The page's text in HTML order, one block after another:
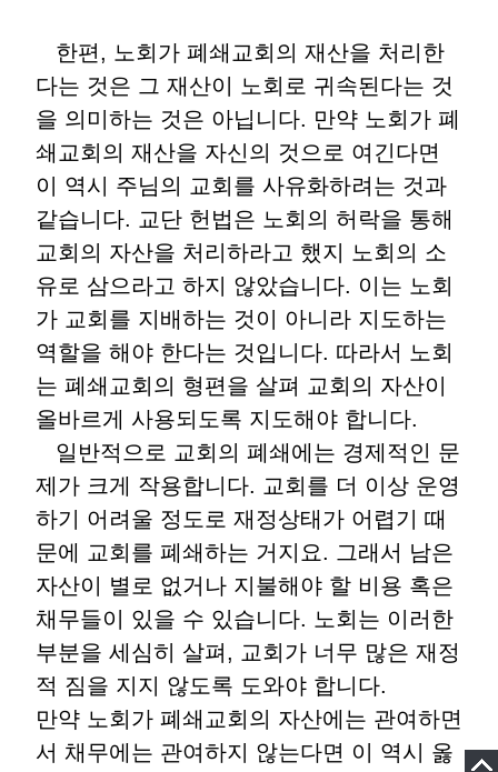
한편, 노회가 폐쇄교회의 재산을 처리한
다는 것은 그 재산이 노회로 귀속된다는 것
을 의미하는 것은 아닙니다. 만약 노회가 폐
쇄교회의 재산을 자신의 것으로 여긴다면
이 역시 주님의 교회를 사유화하려는 것과
같습니다. 교단 헌법은 노회의 허락을 통해
교회의 자산을 처리하라고 했지 노회의 소
유로 삼으라고 하지 않았습니다. 이는 노회
가 교회를 지배하는 것이 아니라 지도하는
역할을 해야 한다는 것입니다. 따라서 노회
는 폐쇄교회의 형편을 살펴 교회의 자산이
올바르게 사용되도록 지도해야 합니다.
일반적으로 교회의 폐쇄에는 경제적인 문
제가 크게 작용합니다. 교회를 더 이상 운영
하기 어려울 정도로 재정상태가 어렵기 때
문에 교회를 폐쇄하는 거지요. 그래서 남은
자산이 별로 없거나 지불해야 할 비용 혹은
채무들이 있을 수 있습니다. 노회는 이러한
부분을 세심히 살펴 , 교회가 너무 많은 재정
적 짐을 지지 않도록 도와야 합니다.
만약 노회가 폐쇄교회의 자산에는 관여하면
서 채무에는 관여하지 않는다면 이 역시 옳